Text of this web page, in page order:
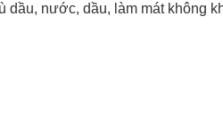
dầu, nước, dầu, làm mát không